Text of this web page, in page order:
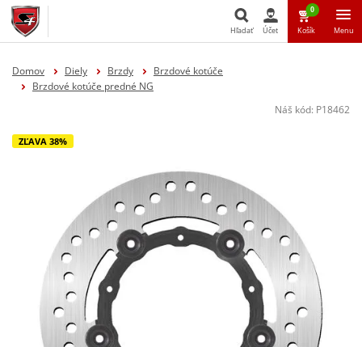
Hľadať Účet
0
Košík Menu
Domov Diely Brzdy
Brzdové kotúče
Brzdové kotúče predné NG
Náš kód: P18462
ZĽAVA 38%